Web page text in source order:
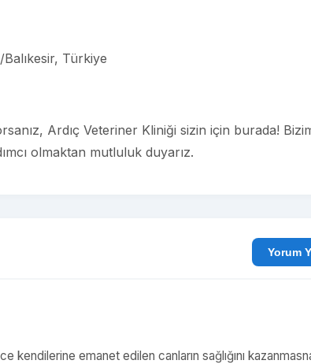
Türkiye
Ardıç Veteriner Kliniği sizin için burada!
olmaktan mutluluk duyarız.
emanet edilen canların sağlığını